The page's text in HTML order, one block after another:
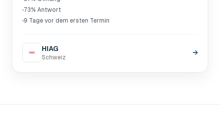
·73% Antwort
·9 Tage vor dem ersten Termin
HIAG
Schweiz
→